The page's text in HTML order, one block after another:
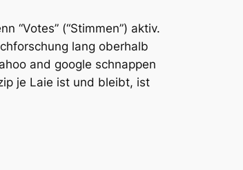
“Votes” (“Stimmen”) aktiv.
lang oberhalb
and google schnappen
je Laie ist und bleibt, ist